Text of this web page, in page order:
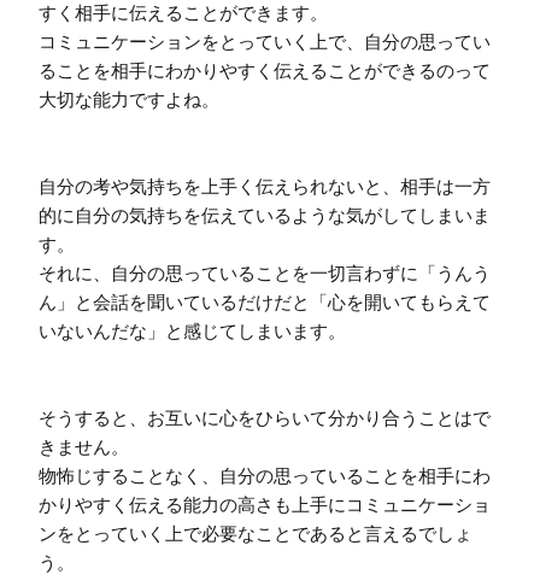
すく相手に伝えることができます。
コミュニケーションをとっていく上で、自分の思ってい
ることを相手にわかりやすく伝えることができるのって
大切な能力ですよね。
自分の考や気持ちを上手く伝えられないと、相手は一方
的に自分の気持ちを伝えているような気がしてしまいま
す。
それに、自分の思っていることを一切言わずに「うんう
ん」と会話を聞いているだけだと「心を開いてもらえて
いないんだな」と感じてしまいます。
そうすると、お互いに心をひらいて分かり合うことはで
きません。
物怖じすることなく、自分の思っていることを相手にわ
かりやすく伝える能力の高さも上手にコミュニケーショ
ンをとっていく上で必要なことであると言えるでしょ
う。